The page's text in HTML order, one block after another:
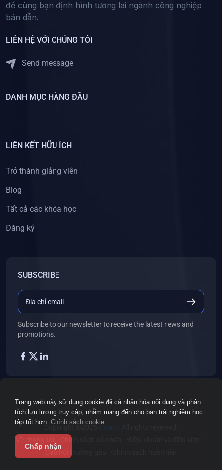
Trang web này sử dụng cookie để cá nhân hóa nội dung và phân
tích lưu lượng truy cập, nhằm mang đến cho bạn trải nghiệm học
tập tốt hơn. Chính sách cookie
Chấp nhận
để cùng bạn định hình tương lai ngành công nghiệp
bán dẫn.
LIÊN HỆ VỚI CHÚNG TÔI
Send message
DANH MỤC HÀNG ĐẦU
LIÊN KẾT HỮU ÍCH
Trở thành giảng viên
Blog
Tất cả các khóa học
Đăng ký
SUBSCRIBE
Subscribe to our newsletter to receive the latest news and
promotions.
Copyright ©2026icdemy
Chính sách bảo mật
Câu hỏi thường gặp